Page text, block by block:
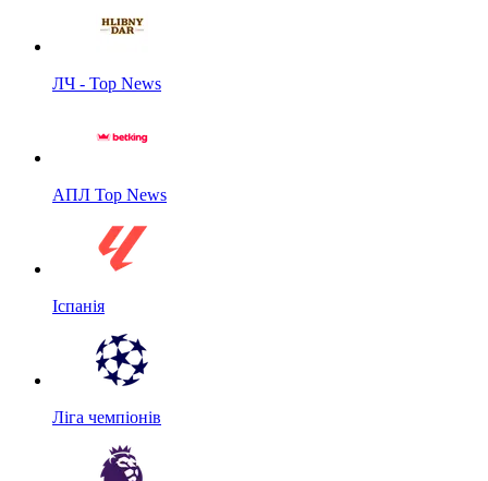
ЛЧ - Top News
АПЛ Top News
Іспанія
Ліга чемпіонів